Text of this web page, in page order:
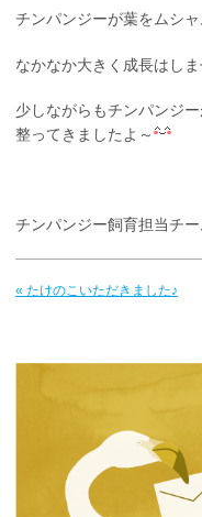
チンパンジーが葉をムシ
なかなか大きく成長はしま
少しながらもチンパンジ
整ってきましたよ～
チンパンジー飼育担当
« たけのこいただきました♪